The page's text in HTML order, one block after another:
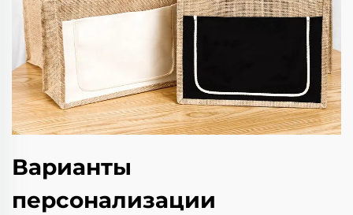
Варианты
персонализации